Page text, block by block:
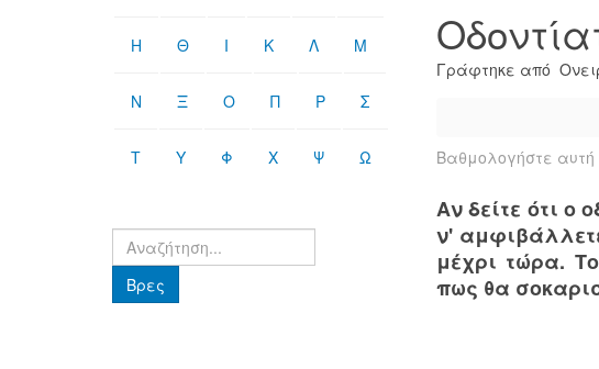
Γράφτηκε από
Βαθμολογήστε αυτή
Αν δείτε ότι ο
ν'
μέχρι τώρα.
πως θα
Η Θ Ι Κ Λ Μ
Ν Ξ Ο Π Ρ Σ
Τ Υ Φ Χ Ψ Ω
Βρες
Βρες